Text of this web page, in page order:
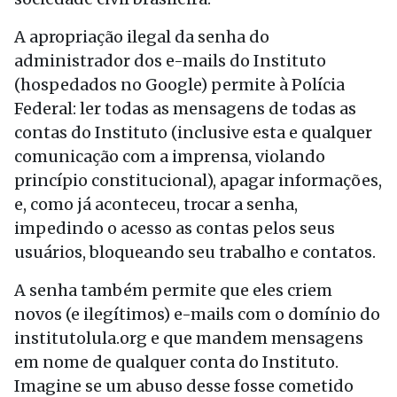
A apropriação ilegal da senha do
administrador dos e-mails do Instituto
(hospedados no Google) permite à Polícia
Federal: ler todas as mensagens de todas as
contas do Instituto (inclusive esta e qualquer
comunicação com a imprensa, violando
princípio constitucional), apagar informações,
e, como já aconteceu, trocar a senha,
impedindo o acesso as contas pelos seus
usuários, bloqueando seu trabalho e contatos.
A senha também permite que eles criem
novos (e ilegítimos) e-mails com o domínio do
institutolula.org e que mandem mensagens
em nome de qualquer conta do Instituto.
Imagine se um abuso desse fosse cometido